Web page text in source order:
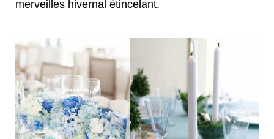
merveilles hivernal étincelant.